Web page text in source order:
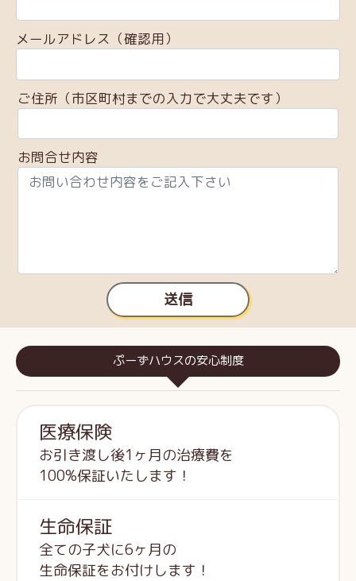
メールアドレス（確認用）
ご住所（市区町村までの入力で大丈夫です）
お問合せ内容
送信
ぷーずハウスの安心制度
医療保険
お引き渡し後1ヶ月の治療費を
100%保証いたします！
生命保証
全ての子犬に6ヶ月の
生命保証をお付けします！